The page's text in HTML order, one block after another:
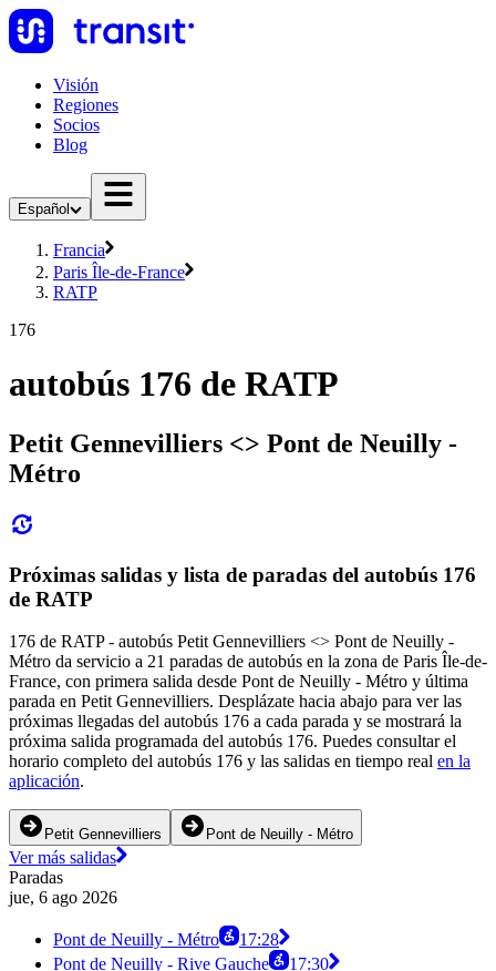
Visión
Regiones
Socios
Blog
Español
Francia
Paris Île-de-France
RATP
176
autobús 176 de RATP
Petit Gennevilliers <> Pont de Neuilly -
Métro
Próximas salidas y lista de paradas del autobús 176
de RATP
176 de RATP - autobús Petit Gennevilliers <> Pont de Neuilly -
Métro da servicio a 21 paradas de autobús en la zona de Paris Île-de-
France, con primera salida desde Pont de Neuilly - Métro y última
parada en Petit Gennevilliers. Desplázate hacia abajo para ver las
próximas llegadas del autobús 176 a cada parada y se mostrará la
próxima salida programada del autobús 176. Puedes consultar el
horario completo del autobús 176 y las salidas en tiempo real en la
aplicación.
Petit Gennevilliers Pont de Neuilly - Métro
Ver más salidas
Paradas
jue, 6 ago 2026
Pont de Neuilly - Métro
17:28
Pont de Neuilly - Rive Gauche
17:30